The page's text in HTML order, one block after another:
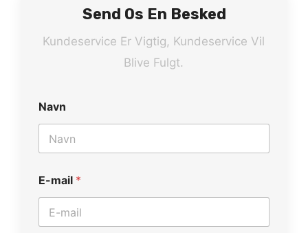
Send Os En Besked
Kundeservice Er Vigtig, Kundeservice Vil
Blive Fulgt.
Navn
E-mail *